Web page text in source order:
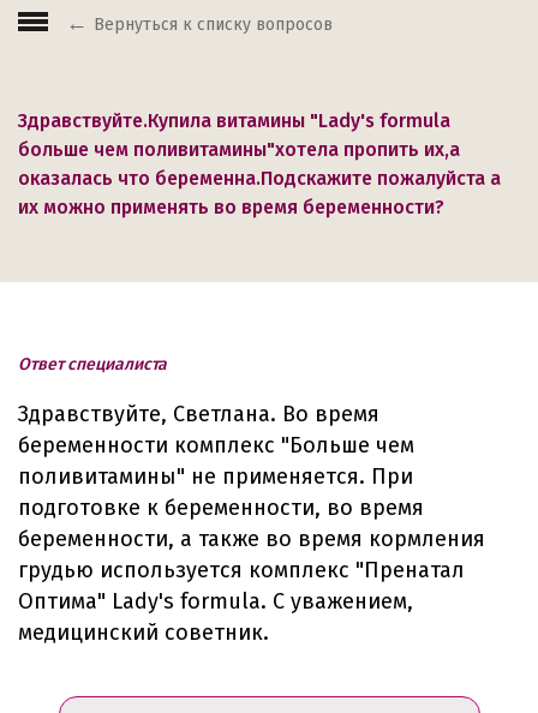
Вернуться к списку вопросов
Здравствуйте.Купила витамины "Lady's formula
больше чем поливитамины"хотела пропить их,а
оказалась что беременна.Подскажите пожалуйста а
их можно применять во время беременности?
Ответ специалиста
Здравствуйте, Светлана. Во время
беременности комплекс "Больше чем
поливитамины" не применяется. При
подготовке к беременности, во время
беременности, а также во время кормления
грудью используется комплекс "Пренатал
Оптима" Lady's formula. С уважением,
медицинский советник.